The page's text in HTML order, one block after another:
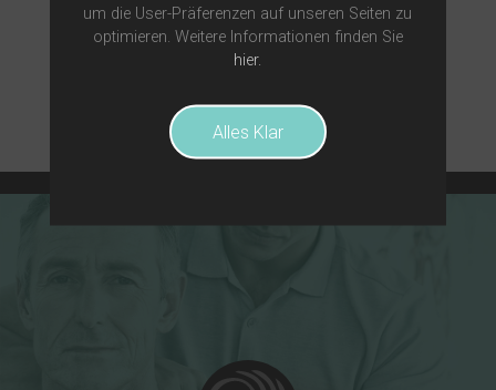
um die User-Präferenzen auf unseren Seiten zu
optimieren. Weitere Informationen finden Sie
hier.
Alles Klar